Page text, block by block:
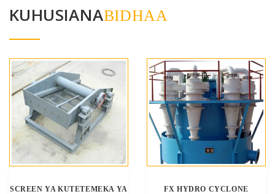
KUHUSIANABIDHAA
SCREEN YA KUTETEMEKA YA
FX HYDRO CYCLONE